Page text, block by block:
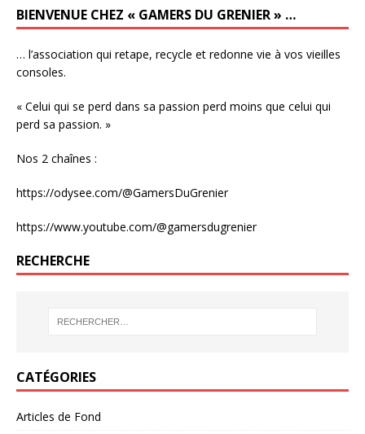
BIENVENUE CHEZ « GAMERS DU GRENIER » …
… l’association qui retape, recycle et redonne vie à vos vieilles
consoles.
« Celui qui se perd dans sa passion perd moins que celui qui
perd sa passion. »
Nos 2 chaînes :
https://odysee.com/@GamersDuGrenier
https://www.youtube.com/@gamersdugrenier
RECHERCHE
CATÉGORIES
Articles de Fond